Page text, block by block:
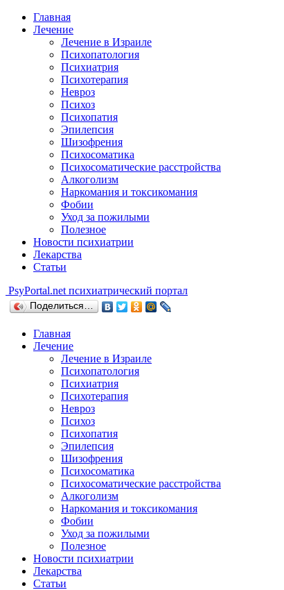
Главная
Лечение
Лечение в Израиле
Психопатология
Психиатрия
Психотерапия
Невроз
Психоз
Психопатия
Эпилепсия
Шизофрения
Психосоматика
Психосоматические расстройства
Алкоголизм
Наркомания и токсикомания
Фобии
Уход за пожилыми
Полезное
Новости психиатрии
Лекарства
Статьи
PsyPortal.net психиатрический портал
Поделиться…
Главная
Лечение
Лечение в Израиле
Психопатология
Психиатрия
Психотерапия
Невроз
Психоз
Психопатия
Эпилепсия
Шизофрения
Психосоматика
Психосоматические расстройства
Алкоголизм
Наркомания и токсикомания
Фобии
Уход за пожилыми
Полезное
Новости психиатрии
Лекарства
Статьи